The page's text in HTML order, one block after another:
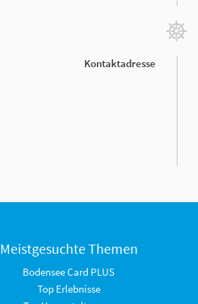
Kontaktadresse
Meistgesuchte Themen
Bodensee Card PLUS
Top Erlebnisse